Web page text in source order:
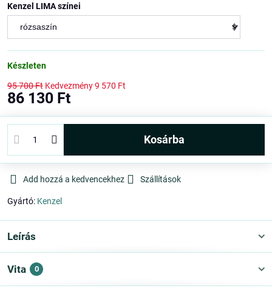
Kenzel LIMA színei
Készleten
95 700 Ft Kedvezmény9 570 Ft
86 130 Ft
kosárba
Add hozzá a kedvencekhez Szállítások
Gyártó: Kenzel
Leírás
Vita 0